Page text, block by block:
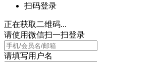
扫码登录
正在获取二维码...
请使用微信扫一扫登录
请填写用户名